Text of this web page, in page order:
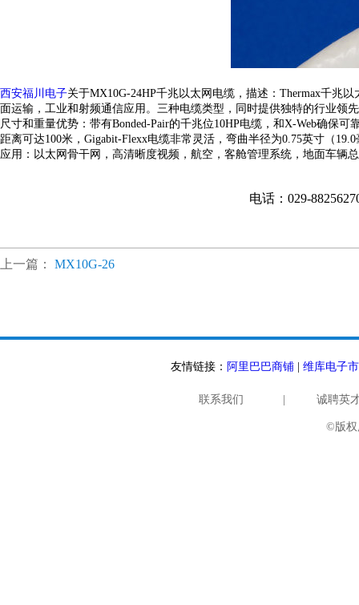
西安福川电子关于MX10G-24HP千兆以太网电缆，描述： Thermax千兆以
面运输， 工业和射频通信应用。 三种电缆类型，同时提供独特的行业领
尺寸和重量优势：带有Bonded-Pair的千兆位10HP电缆，和X-Web确保
距离可达100米，Gigabit-Flexx电缆非常灵活，弯曲半径为0.75英寸（
应用： 以太网骨干网， 高清晰度视频， 航空， 客舱管理系统， 地面车辆
电话：029-
上一篇： MX10G-26
友情链接： 阿里巴巴商铺 维库电子
联系我们 诚聘英
©版权